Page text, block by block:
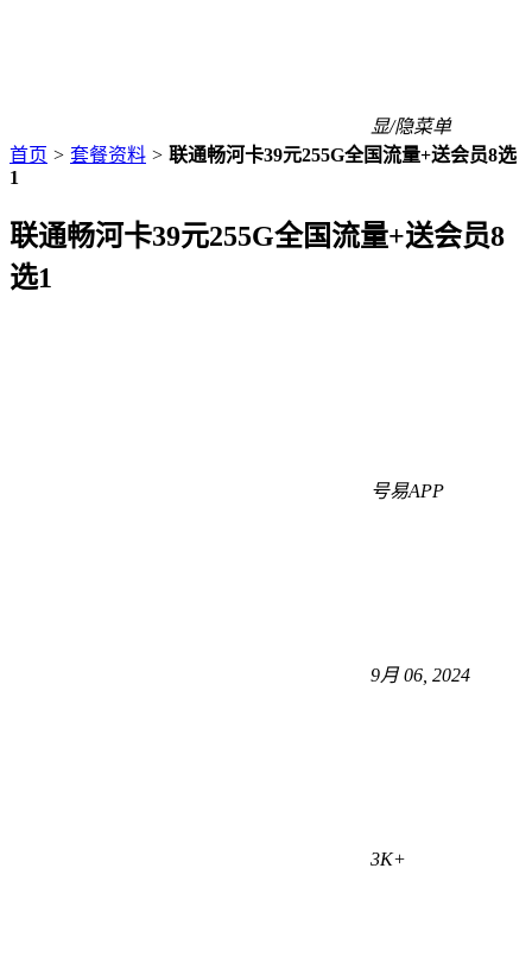
显/隐菜单
首页 > 套餐资料 > 联通畅河卡39元255G全国流量+送会员8选
1
联通畅河卡39元255G全国流量+送会员8
选1
号易APP
9月 06, 2024
3K+